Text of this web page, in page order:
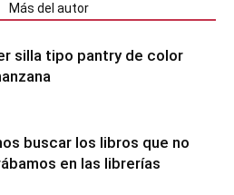
Más del autor
silla tipo pantry de color
buscar los libros que no
en las librerías